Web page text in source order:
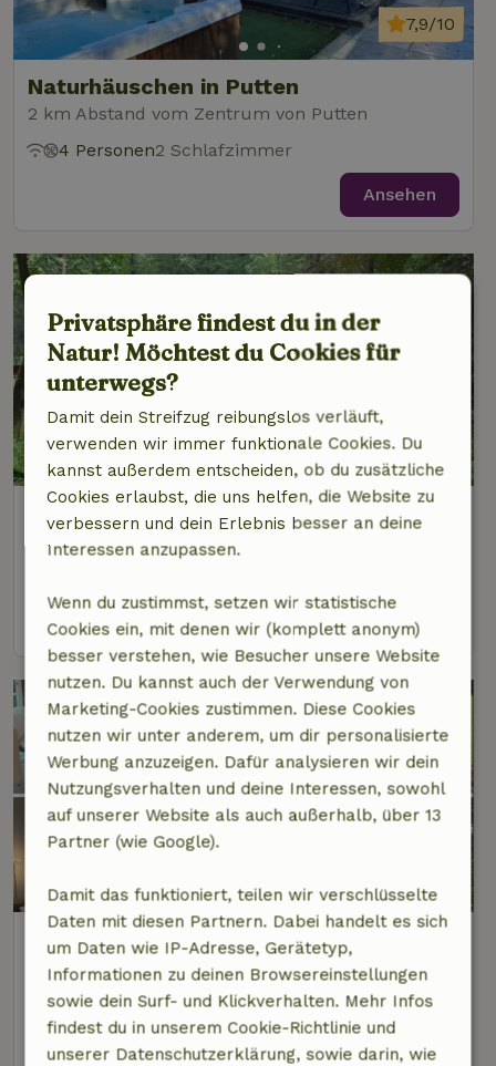
Naturhäuschen in Putten
2 km Abstand vom Zentrum von Putten
7,9/10
4 Personen2 Schlafzimmer
Ansehen
Naturhäuschen in Putten
2 km Abstand vom Zentrum von Putten
8,9/10
Ansehen
Naturhäuschen in Putten
2 km Abstand vom Zentrum von Putten
2 Personen1 Schlafzimmer
Ansehen
Privatsphäre findest du in der
Natur! Möchtest du Cookies für
unterwegs?
Damit dein Streifzug reibungslos verläuft,
verwenden wir immer funktionale Cookies. Du
kannst außerdem entscheiden, ob du zusätzliche
Cookies erlaubst, die uns helfen, die Website zu
verbessern und dein Erlebnis besser an deine
Interessen anzupassen.
Wenn du zustimmst, setzen wir statistische
Cookies ein, mit denen wir (komplett anonym)
besser verstehen, wie Besucher unsere Website
nutzen. Du kannst auch der Verwendung von
Marketing-Cookies zustimmen. Diese Cookies
nutzen wir unter anderem, um dir personalisierte
Werbung anzuzeigen. Dafür analysieren wir dein
Nutzungsverhalten und deine Interessen, sowohl
auf unserer Website als auch außerhalb, über 13
Partner (wie Google).
Damit das funktioniert, teilen wir verschlüsselte
Daten mit diesen Partnern. Dabei handelt es sich
um Daten wie IP-Adresse, Gerätetyp,
Informationen zu deinen Browsereinstellungen
sowie dein Surf- und Klickverhalten. Mehr Infos
findest du in unserem Cookie-Richtlinie und
unserer Datenschutzerklärung, sowie darin, wie